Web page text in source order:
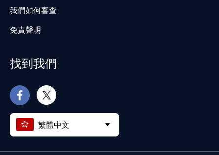
我們如何審查
免責聲明
找到我們
繁體中文